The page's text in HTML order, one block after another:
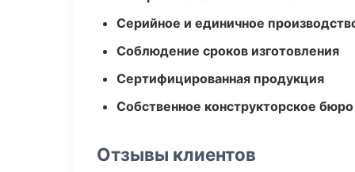
Серийное и единичное
Соблюдение сроков изготовления
Сертифицированная продукция
Собственное конструкторское бюро
Отзывы клиентов